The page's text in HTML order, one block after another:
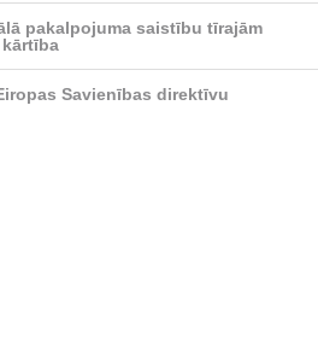
pakalpojuma saistību tīrajām
Savienības direktīvu